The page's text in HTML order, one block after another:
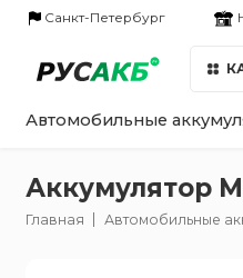
Санкт-Петербург
Автомобильные
Аккумулятор
Главная Автомобильные